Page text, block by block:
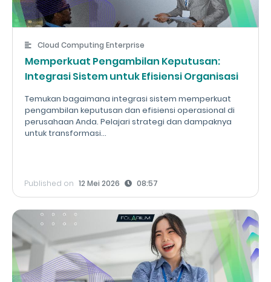
Cloud Computing Enterprise
Memperkuat Pengambilan Keputusan:
Integrasi Sistem untuk Efisiensi Organisasi
Temukan bagaimana integrasi sistem memperkuat
pengambilan keputusan dan efisiensi operasional di
perusahaan Anda. Pelajari strategi dan dampaknya
untuk transformasi...
Published on 12 Mei 2026 08:57